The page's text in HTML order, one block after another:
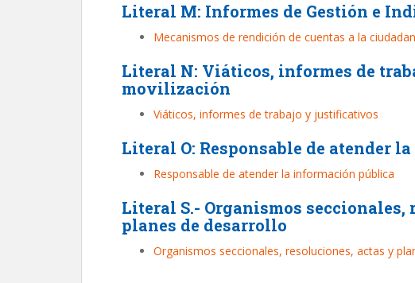
Literal M: Informes de Gestión e
Mecanismos de rendición de cuentas a la
Literal N: Viáticos, informes de
movilización
Viáticos, informes de trabajo y justificativos
Literal O: Responsable de atender
Responsable de atender la información pública
Literal S.- Organismos seccionales,
planes de desarrollo
Organismos seccionales, resoluciones, actas y